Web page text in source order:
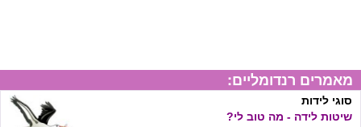
מאמרים רנדומליים:
סוגי לידות
שיטות לידה - מה טוב לי?